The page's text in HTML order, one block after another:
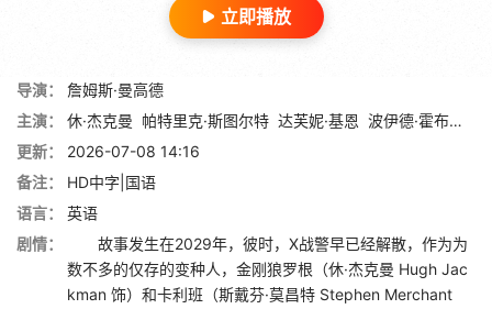
立即播放
导演：
詹姆斯·曼高德
主演：
休·杰克曼 帕特里克·斯图尔特 达芙妮·基恩 波伊德·霍布鲁克
更新：
2026-07-08 14:16
备注：
HD中字|国语
语言：
英语
剧情：
故事发生在2029年，彼时，X战警早已经解散，作为为
数不多的仅存的变种人，金刚狼罗根（休·杰克曼 Hugh Jac
kman 饰）和卡利班（斯戴芬·莫昌特 Stephen Merchant